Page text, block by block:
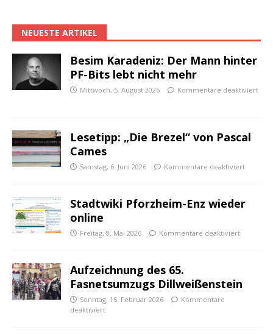
NEUESTE ARTIKEL
Besim Karadeniz: Der Mann hinter
PF-Bits lebt nicht mehr
Mittwoch, 5. August 2026 Kommentare deaktiviert
Lesetipp: „Die Brezel“ von Pascal
Cames
Samstag, 6. Juni 2026 Kommentare deaktiviert
Stadtwiki Pforzheim-Enz wieder
online
Freitag, 8. Mai 2026 Kommentare deaktiviert
Aufzeichnung des 65.
Fasnetsumzugs Dillweißenstein
Sonntag, 15. Februar 2026
Kommentare
deaktiviert